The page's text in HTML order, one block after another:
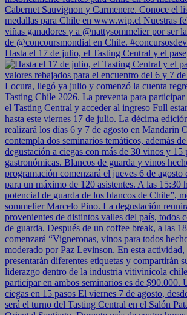
Hasta el 17 de julio, el Tasting Central y el pase